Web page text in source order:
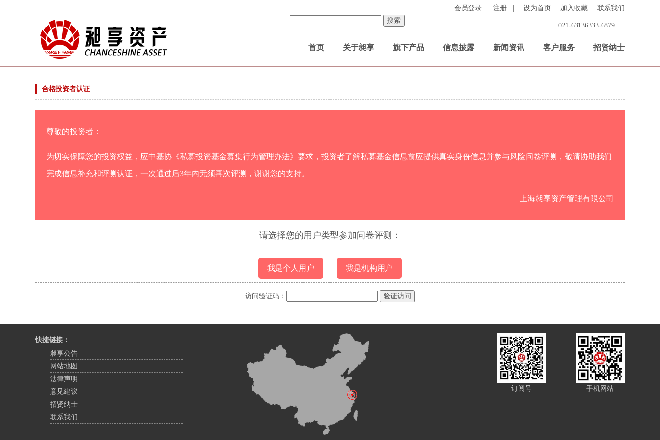
021-63136333-6879
首页 关于昶享 旗下产品 信息披露 新闻资讯 客户服务 招贤纳士
会员登录 注册 设为首页 加入收藏 联系我们
合格投资者认证
尊敬的投资者：
为切实保障您的投资权益，应中基协《私募投资基金募集行为管理办法》要求，投资者了解私募基金信息前应提供真实身份信息并参与风险问卷评测，敬请协助我们
完成信息补充和评测认证，一次通过后3年内无须再次评测，谢谢您的支持。
上海昶享资产管理有限公司
请选择您的用户类型参加问卷评测：
访问验证码：
快捷链接：
昶享公告
网站地图
法律声明
意见建议
招贤纳士
联系我们
订阅号 手机网站